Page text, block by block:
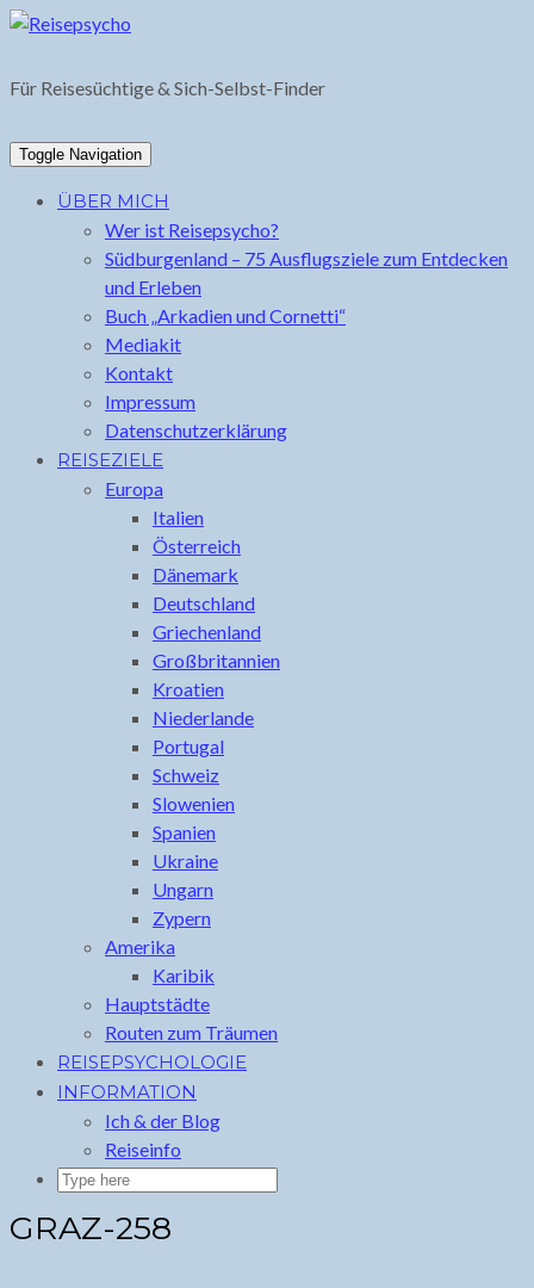
Skip
content
Für Reisesüchtige & Sich-Selbst-Finder
Toggle Navigation
ÜBER MICH
Wer ist Reisepsycho?
Südburgenland – 75 Ausflugsziele zum Entdecken
und Erleben
Buch „Arkadien und Cornetti“
Mediakit
Kontakt
Impressum
Datenschutzerklärung
REISEZIELE
Europa
Italien
Österreich
Dänemark
Deutschland
Griechenland
Großbritannien
Kroatien
Niederlande
Portugal
Schweiz
Slowenien
Spanien
Ukraine
Ungarn
Zypern
Amerika
Karibik
Hauptstädte
Routen zum Träumen
REISEPSYCHOLOGIE
INFORMATION
Ich & der Blog
Reiseinfo
GRAZ-258